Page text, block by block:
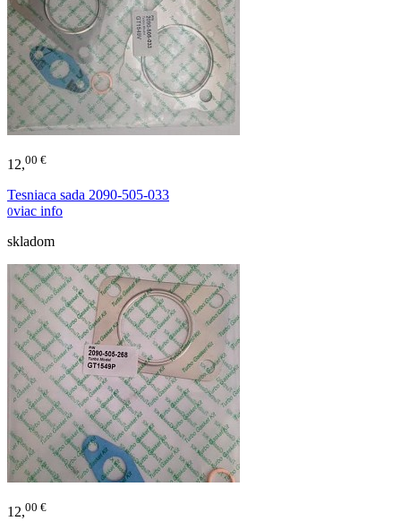
12,00 €
Tesniaca sada 2090-505-033
0viac info
skladom
12,00 €